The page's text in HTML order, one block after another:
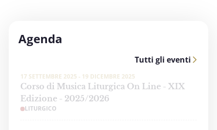
Agenda
Tutti gli eventi
17 SETTEMBRE 2025 - 19 DICEMBRE 2025
Corso di Musica Liturgica On Line - XIX
Edizione - 2025/2026
LITURGICO